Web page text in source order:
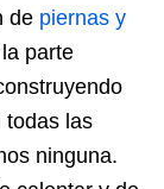
de piernas y
parte
todas las
ninguna.